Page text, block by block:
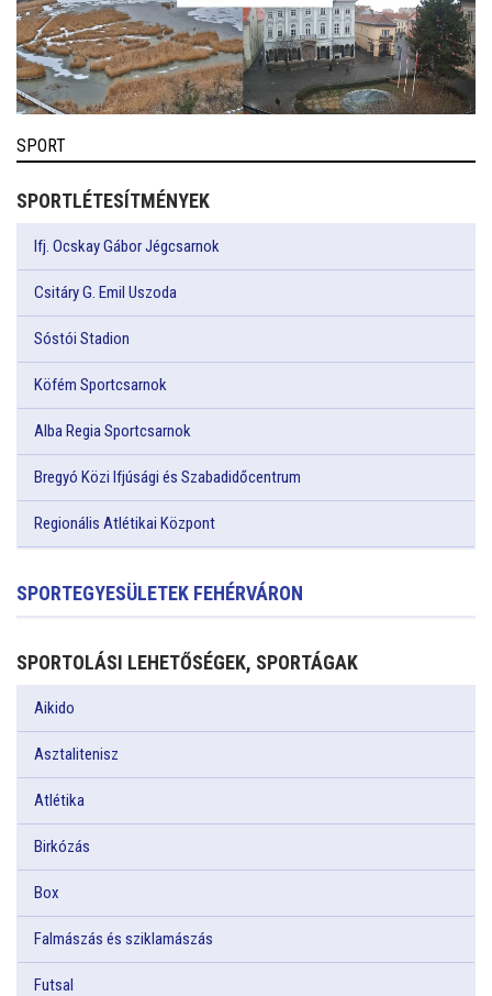
SPORT
SPORTLÉTESÍTMÉNYEK
Ifj. Ocskay Gábor Jégcsarnok
Csitáry G. Emil Uszoda
Sóstói Stadion
Köfém Sportcsarnok
Alba Regia Sportcsarnok
Bregyó Közi Ifjúsági és Szabadidőcentrum
Regionális Atlétikai Központ
SPORTEGYESÜLETEK FEHÉRVÁRON
SPORTOLÁSI LEHETŐSÉGEK, SPORTÁGAK
Aikido
Asztalitenisz
Atlétika
Birkózás
Box
Falmászás és sziklamászás
Futsal